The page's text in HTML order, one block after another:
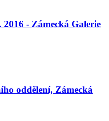
- Zámecká Galerie
oddělení, Zámecká